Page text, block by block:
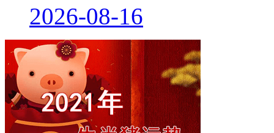
2026-08-16